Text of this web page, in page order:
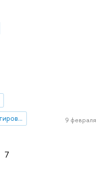
Проект «Платформа соинвестирования ключевых компетенций»
9 февраля
7